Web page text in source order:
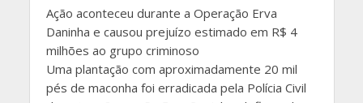
Ação aconteceu durante a Operação Erva
Daninha e causou prejuízo estimado em R$ 4
milhões ao grupo criminoso
Uma plantação com aproximadamente 20 mil
pés de maconha foi erradicada pela Polícia Civil